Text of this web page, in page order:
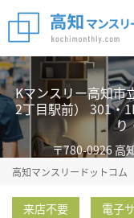
Kマンスリー高知市
2丁目駅前） 301・
り
〒780-0926 高
高知マンスリードットコム
来店不要 電子